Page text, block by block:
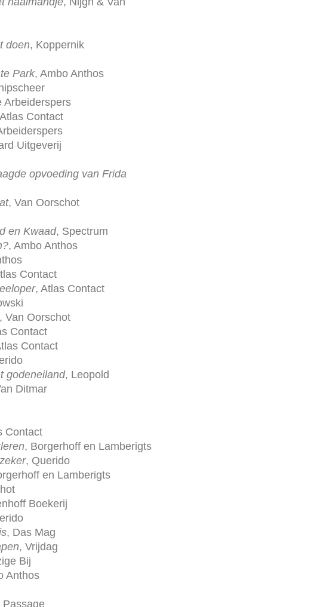
doen, Koppernik
Park, Ambo Anthos
Arbeiderspers
Contact
Uitgeverij
opvoeding van Frida
, Van Oorschot
en Kwaad, Spectrum
, Ambo Anthos
Contact
, Atlas Contact
, Van Oorschot
Contact
Contact
godeneiland, Leopold
Ditmar
Contact
, Borgerhoff en Lamberigts
, Querido
en Lamberigts
Boekerij
, Das Mag
, Vrijdag
Bij
Anthos
Passage